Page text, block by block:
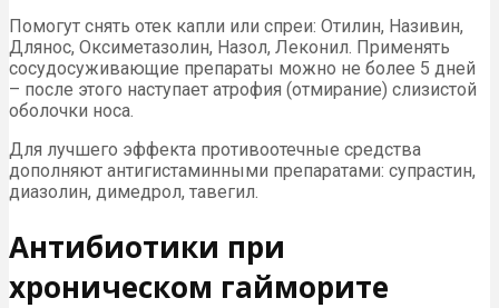
Помогут снять отек капли или спреи: Отилин, Називин,
Длянос, Оксиметазолин, Назол, Леконил. Применять
сосудосуживающие препараты можно не более 5 дней
– после этого наступает атрофия (отмирание) слизистой
оболочки носа.
Для лучшего эффекта противоотечные средства
дополняют антигистаминными препаратами: супрастин,
диазолин, димедрол, тавегил.
Антибиотики при
хроническом гайморите